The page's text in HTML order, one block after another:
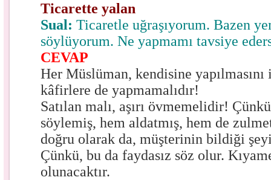
Ticarette yalan
Sual: Ticaretle uğraşıyorum. Bazen
söylüyorum. Ne yapmamı tavsiye
CEVAP
Her Müslüman, kendisine
kâfirlere de yapmamalıdır!
Satılan malı, aşırı övmemelidir!
söylemiş, hem aldatmış, hem de
doğru olarak da, müşterinin bildiği
Çünkü, bu da faydasız söz olur.
olunacaktır.